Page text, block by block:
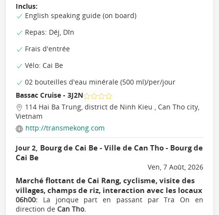
Inclus:
English speaking guide (on board)
Repas: Déj, Dîn
Frais d'entrée
Vélo: Cai Be
02 bouteilles d'eau minérale (500 ml)/per/jour
Bassac Cruise - 3J2N
114 Hai Ba Trung, district de Ninh Kieu , Can Tho city,
Vietnam
http://transmekong.com
Jour 2, Bourg de Cai Be - Ville de Can Tho - Bourg de
Cai Be
Ven, 7 Août, 2026
Marché flottant de Cai Rang, cyclisme, visite des
villages, champs de riz, interaction avec les locaux
06h00: La jonque part en passant par Tra On en
direction de Can Tho.